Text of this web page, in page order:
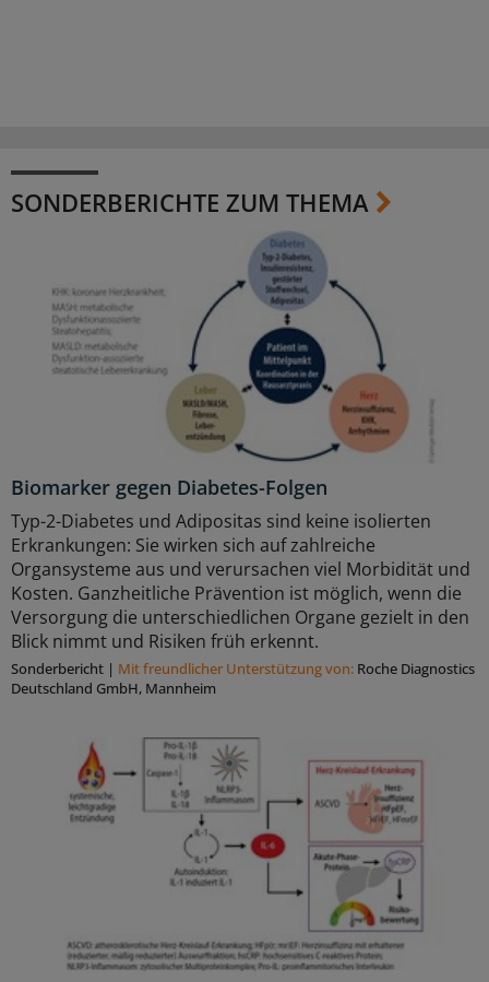
SONDERBERICHTE ZUM THEMA
Biomarker gegen Diabetes-Folgen
Typ-2-Diabetes und Adipositas sind keine isolierten
Erkrankungen: Sie wirken sich auf zahlreiche
Organsysteme aus und verursachen viel Morbidität und
Kosten. Ganzheitliche Prävention ist möglich, wenn die
Versorgung die unterschiedlichen Organe gezielt in den
Blick nimmt und Risiken früh erkennt.
Sonderbericht | Mit freundlicher Unterstützung von: Roche Diagnostics
Deutschland GmbH, Mannheim